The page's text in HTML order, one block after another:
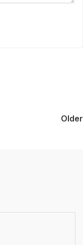
Older